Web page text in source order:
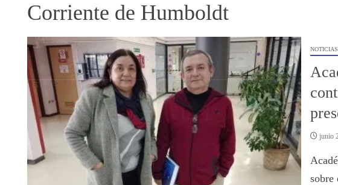
Corriente de Humboldt
NOTICIAS
junio
sobre